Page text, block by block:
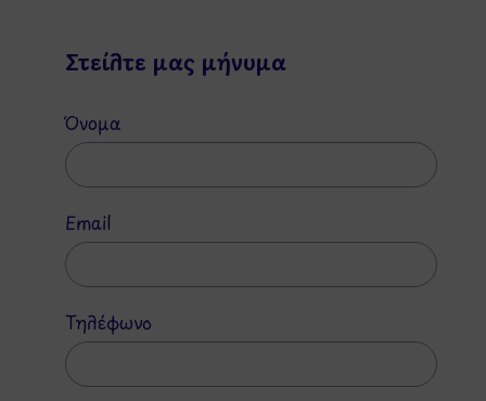
Στείλτε μας μήνυμα
Όνομα
Email
Τηλέφωνο